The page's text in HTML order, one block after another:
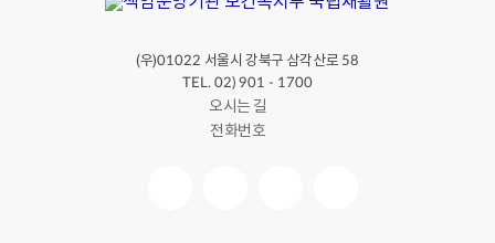
(우)01022 서울시 강북구 삼각산로 58
TEL. 02) 901 - 1700
오시는 길
전화번호